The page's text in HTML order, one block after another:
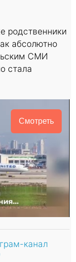
родственники
абсолютно
СМИ
стала
Смотреть
канал